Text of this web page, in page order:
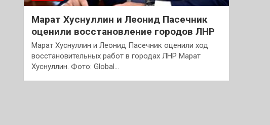
Марат Хуснуллин и Леонид Пасечник
оценили восстановление городов ЛНР
Марат Хуснуллин и Леонид Пасечник оценили ход
восстановительных работ в городах ЛНР Марат
Хуснуллин. Фото: Global…